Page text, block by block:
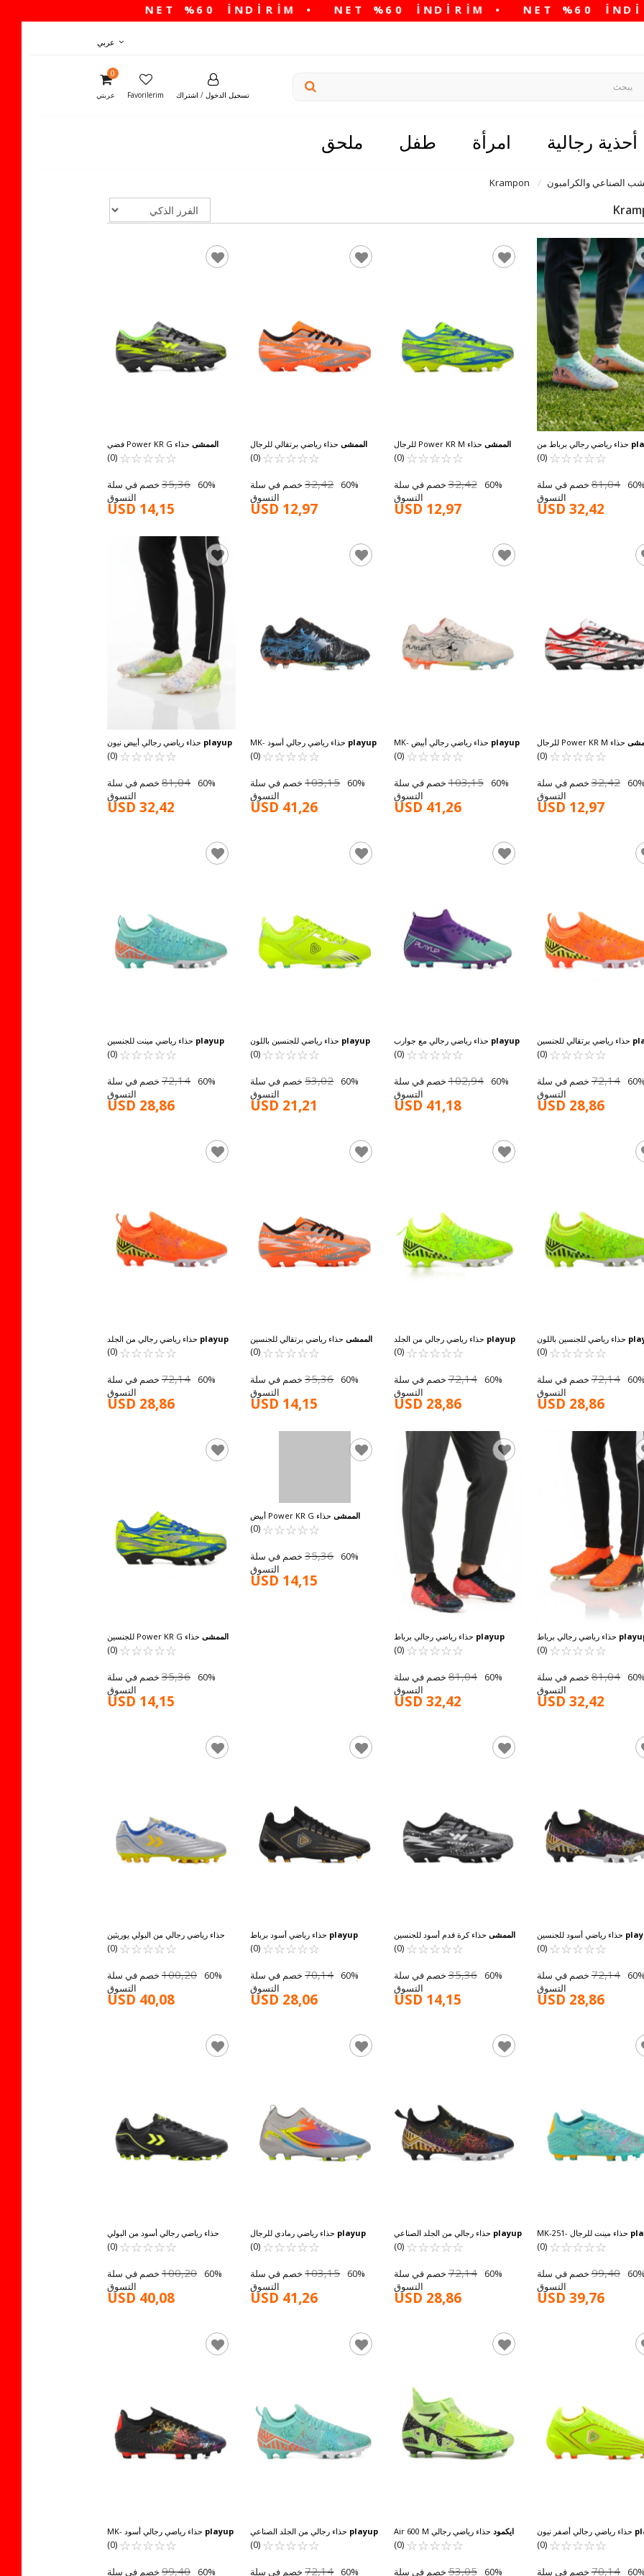
عربي
تسجيل الدخول / اشتراك Favorilerim
0
عربتي
أحذية رجالية امرأة طفل ملحق
الصناعي والكرامبون Krampon
الممشى
حذاء Power KR G فضي
للجنسين
☆
☆
☆
☆
☆ ★
★
★
★
★
(0)
35,36 60% خصم في سلة
التسوق
USD 14,15
الممشىحذاء رياضي برتقالي للرجال
Power KR M
☆
☆
☆
☆
☆ ★
★
★
★
★
(0)
32,4260% خصم في سلة
التسوق
USD 12,97
الممشى
حذاء Power KR M للرجال
باللون الأخضر الفوسفوري
☆
☆
☆
☆
☆ ★
★
★
★
★
(0)
32,4260% خصم في سلة
التسوق
USD 12,97
حذاء رياضي رجالي برباط من
مينت سوك MK-252-153 M
☆
☆
☆
☆
☆ ★
★
★
★
★
(0)
81,0460% خصم في سلة
التسوق
USD 32,42
playup حذاء رياضي رجالي أبيض نيون
أخضر برباط للجوارب MK-252-153 M
☆
☆
☆
☆
☆ ★
★
★
★
★
(0)
81,04 60% خصم في سلة
التسوق
USD 32,42
playup
حذاء رياضي رجالي أسود MK-
251-147 M
☆
☆
☆
☆
☆ ★
★
★
★
★
(0)
103,1560% خصم في سلة
التسوق
USD 41,26
playup
حذاء رياضي رجالي أبيض MK-
251-147 M
☆
☆
☆
☆
☆ ★
★
★
★
★
(0)
103,1560% خصم في سلة
التسوق
USD 41,26
حذاء Power KR M للرجال
باللون الأبيض
☆
☆
☆
☆
☆ ★
★
★
★
★
(0)
32,4260% خصم في سلة
التسوق
USD 12,97
playup حذاء رياضي مينت للجنسين
GK-241-129 G
☆
☆
☆
☆
☆ ★
★
★
★
★
(0)
72,14 60% خصم في سلة
التسوق
USD 28,86
playup حذاء رياضي للجنسين باللون
الأصفر النيون GK-241-126 G
☆
☆
☆
☆
☆ ★
★
★
★
★
(0)
53,0260% خصم في سلة
التسوق
USD 21,21
playup حذاء رياضي رجالي مع جوارب
أرجوانية MK-251-143 M
☆
☆
☆
☆
☆ ★
★
★
★
★
(0)
102,9460% خصم في سلة
التسوق
USD 41,18
حذاء رياضي برتقالي للجنسين
GK-241-129 G
☆
☆
☆
☆
☆ ★
★
★
★
★
(0)
72,1460% خصم في سلة
التسوق
USD 28,86
playup حذاء رياضي رجالي من الجلد
الصناعي باللون البرتقالي MK-241-129
M
☆
☆
☆
☆
☆ ★
★
★
★
★
(0)
72,14 60% خصم في سلة
التسوق
USD 28,86
الممشىحذاء رياضي برتقالي للجنسين
Power KR G
☆
☆
☆
☆
☆ ★
★
★
★
★
(0)
35,3660% خصم في سلة
التسوق
USD 14,15
playup حذاء رياضي رجالي من الجلد
الصناعي باللون الأصفر النيون MK-241-
129 M
☆
☆
☆
☆
☆ ★
★
★
★
★
(0)
72,1460% خصم في سلة
التسوق
USD 28,86
حذاء رياضي للجنسين باللون
الأصفر النيون GK-241-129 G
☆
☆
☆
☆
☆ ★
★
★
★
★
(0)
72,1460% خصم في سلة
التسوق
USD 28,86
الممشى
حذاء Power KR G للجنسين
باللون الأخضر الفوسفوري
☆
☆
☆
☆
☆ ★
★
★
★
★
(0)
35,36 60% خصم في سلة
التسوق
USD 14,15
الممشى
حذاء Power KR G أبيض
للجنسين
☆
☆
☆
☆
☆ ★
★
★
★
★
(0)
35,3660% خصم في سلة
التسوق
USD 14,15
playup حذاء رياضي رجالي برباط
وجورب أسود فوشيا MK-252-153 M
☆
☆
☆
☆
☆ ★
★
★
★
★
(0)
81,0460% خصم في سلة
التسوق
USD 32,42
حذاء رياضي رجالي برباط
باللون البرتقالي النيون الأسود
MK-252-153 M
☆
☆
☆
☆
☆ ★
★
★
★
★
(0)
81,0460% خصم في سلة
التسوق
USD 32,42
حذاء رياضي رجالي من البولي يوريثين
☆
☆
☆
☆
☆ ★
★
★
★
★
(0)
100,20 60% خصم في سلة
التسوق
USD 40,08
playup حذاء رياضي أسود برباط
للكاحل للرجال MK-242-137 M
☆
☆
☆
☆
☆ ★
★
★
★
★
(0)
70,1460% خصم في سلة
التسوق
USD 28,06
الممشى حذاء كرة قدم أسود للجنسين
Power KR G
☆
☆
☆
☆
☆ ★
★
★
★
★
(0)
35,3660% خصم في سلة
التسوق
USD 14,15
حذاء رياضي أسود للجنسين
GK-241-129 G
☆
☆
☆
☆
☆ ★
★
★
★
★
(0)
72,1460% خصم في سلة
التسوق
USD 28,86
حذاء رياضي رجالي أسود من البولي
☆
☆
☆
☆
☆ ★
★
★
★
★
(0)
100,20 60% خصم في سلة
التسوق
USD 40,08
playup حذاء رياضي رمادي للرجال
MK-251-141 M ☆
☆
☆
☆
☆ ★
★
★
★
★
(0)
103,1560% خصم في سلة
التسوق
USD 41,26
playup حذاء رجالي من الجلد الصناعي
باللون الأسود MK-241-129 M
☆
☆
☆
☆
☆ ★
★
★
★
★
(0)
72,1460% خصم في سلة
التسوق
USD 28,86
حذاء مينت للرجال MK-251-
148 M
☆
☆
☆
☆
☆ ★
★
★
★
★
(0)
99,4060% خصم في سلة
التسوق
USD 39,76
playup
حذاء رياضي رجالي أسود MK-
251-148 M
☆
☆
☆
☆
☆ ★
★
★
★
★
(0)
99,40 60% خصم في سلة
playup حذاء رجالي من الجلد الصناعي
بلون النعناع MK-241-129 M
☆
☆
☆
☆
☆ ★
★
★
★
★
(0)
72,1460% خصم في سلة
ايكمود
حذاء رياضي رجالي Air 600 M
ذو جوارب باللونين الأخضر والأسود
☆
☆
☆
☆
☆ ★
★
★
★
★
(0)
53,0560% خصم في سلة
حذاء رياضي رجالي أصفر نيون
برباط للكاحل MK-242-137 M
☆
☆
☆
☆
☆ ★
★
★
★
★
(0)
70,1460% خصم في سلة